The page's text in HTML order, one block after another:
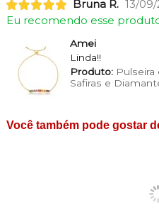
Bruna R. 13/09/
Eu recomendo esse
Amei
Linda!!
Produto:Pulseira
Safiras e
Você também pode gostar